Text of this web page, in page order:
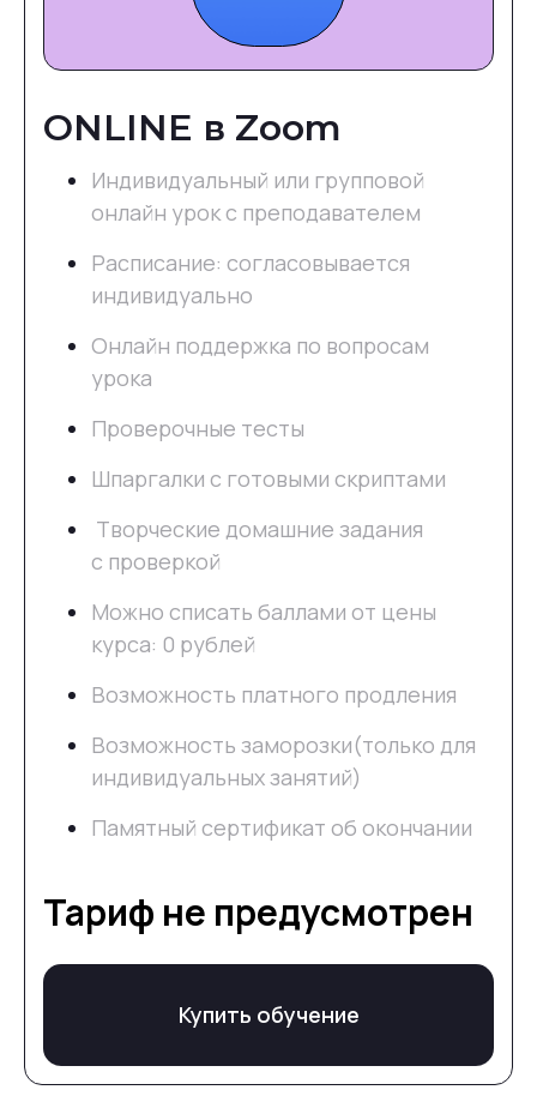
ONLINE в Zoom
Индивидуальный или групповой
онлайн урок с преподавателем
Расписание: согласовывается
индивидуально
Онлайн поддержка по вопросам
урока
Проверочные тесты
Шпаргалки с готовыми скриптами
Творческие домашние задания
с проверкой
Можно списать баллами от цены
курса: 0 рублей
Возможность платного продления
Возможность заморозки(только для
индивидуальных занятий)
Памятный сертификат об окончании
Тариф не предусмотрен
Купить обучение